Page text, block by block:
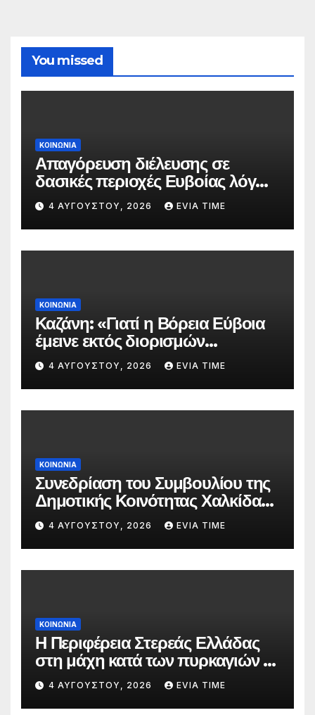
You missed
ΚΟΙΝΩΝΙΑ
Απαγόρευση διέλευσης σε
δασικές περιοχές Ευβοίας λόγω
πολύ υψηλού κινδύνου
πυρκαγιάς
4 ΑΥΓΟΎΣΤΟΥ, 2026 EVIA TIME
ΚΟΙΝΩΝΙΑ
Καζάνη: «Γιατί η Βόρεια Εύβοια
έμεινε εκτός διορισμών
δασκάλων;»
4 ΑΥΓΟΎΣΤΟΥ, 2026 EVIA TIME
ΚΟΙΝΩΝΙΑ
Συνεδρίαση του Συμβουλίου της
Δημοτικής Κοινότητας Χαλκίδας
την 5 Αυγούστου
4 ΑΥΓΟΎΣΤΟΥ, 2026 EVIA TIME
ΚΟΙΝΩΝΙΑ
Η Περιφέρεια Στερεάς Ελλάδας
στη μάχη κατά των πυρκαγιών –
Δράσεις και στήριξη σε πέντε
περιφερειακές ενότητες
4 ΑΥΓΟΎΣΤΟΥ, 2026 EVIA TIME